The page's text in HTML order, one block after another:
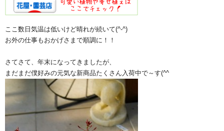
ここ数日気温は低いけど晴れが続いて(^-^)
お外の仕事もおかげさまで順調に！！
さてさて、年末になってきましたが、
まだまだ僕好みの元気な新商品たくさん入荷中で～す(^^ゞ